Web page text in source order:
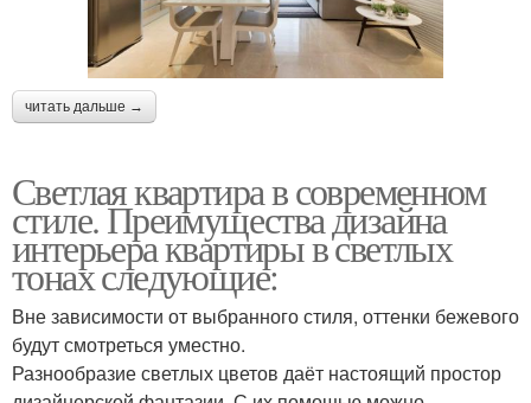
читать дальше →
Светлая квартира в современном
стиле. Преимущества дизайна
интерьера квартиры в светлых
тонах следующие:
Вне зависимости от выбранного стиля, оттенки бежевого
будут смотреться уместно.
Разнообразие светлых цветов даёт настоящий простор